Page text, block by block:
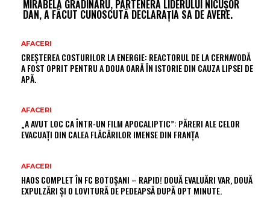
MIRABELA GRĂDINARU, PARTENERA LIDERULUI NICUȘOR
DAN, A FĂCUT CUNOSCUTĂ DECLARAȚIA SA DE AVERE.
AFACERI
CREȘTEREA COSTURILOR LA ENERGIE: REACTORUL DE LA CERNAVODĂ
A FOST OPRIT PENTRU A DOUA OARĂ ÎN ISTORIE DIN CAUZA LIPSEI DE
APĂ.
AFACERI
„A AVUT LOC CA ÎNTR-UN FILM APOCALIPTIC”: PĂRERI ALE CELOR
EVACUAȚI DIN CALEA FLĂCĂRILOR IMENSE DIN FRANȚA
AFACERI
HAOS COMPLET ÎN FC BOTOȘANI – RAPID! DOUĂ EVALUĂRI VAR, DOUĂ
EXPULZĂRI ȘI O LOVITURĂ DE PEDEAPSĂ DUPĂ OPT MINUTE.